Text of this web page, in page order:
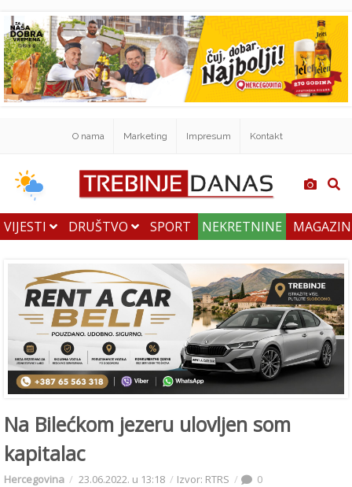
O nama Marketing Impresum Kontakt
VIJESTI DRUŠTVO SPORT NEKRETNINE
Na Bilećkom jezeru ulovljen som
kapitalac
Hercegovina 23.06.2022. u 13:18 Izvor: RTRS 0